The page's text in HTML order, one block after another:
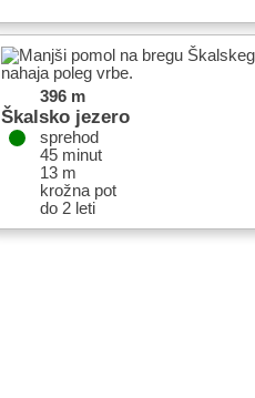
396 m
Škalsko jezero
sprehod
45 minut
13 m
krožna pot
do 2 leti